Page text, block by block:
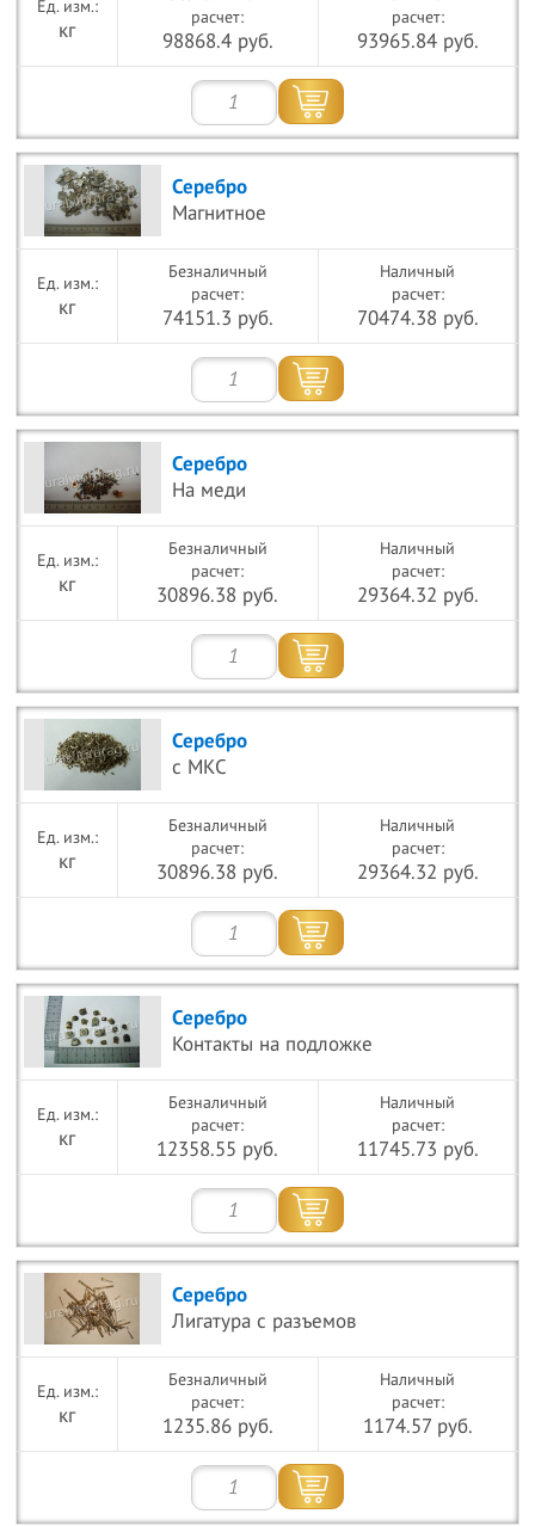
кг
расчет:
98868.4 руб.
расчет:
93965.84 руб.
Серебро
Магнитное
кг
Безналичный
расчет:
74151.3 руб.
Наличный
расчет:
70474.38 руб.
Серебро
На меди
кг
Безналичный
расчет:
30896.38 руб.
Наличный
расчет:
29364.32 руб.
Серебро
с МКС
кг
Безналичный
расчет:
30896.38 руб.
Наличный
расчет:
29364.32 руб.
Серебро
Контакты на подложке
кг
Безналичный
расчет:
12358.55 руб.
Наличный
расчет:
11745.73 руб.
Серебро
Лигатура с разъемов
кг
Безналичный
расчет:
1235.86 руб.
Наличный
расчет:
1174.57 руб.